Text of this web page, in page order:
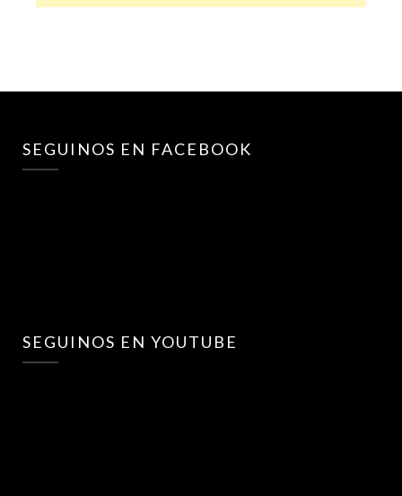
SEGUINOS EN FACEBOOK
SEGUINOS EN YOUTUBE